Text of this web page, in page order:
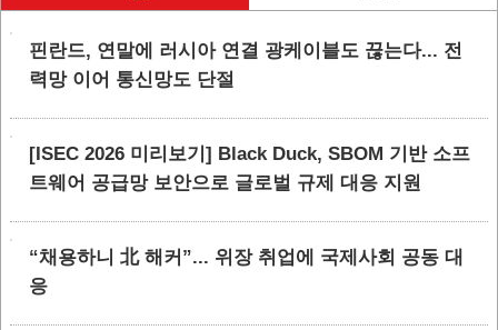
핀란드, 연말에 러시아 연결 광케이블도 끊는다... 전
력망 이어 통신망도 단절
[ISEC 2026 미리보기] Black Duck, SBOM 기반 소프
트웨어 공급망 보안으로 글로벌 규제 대응 지원
“채용하니 北 해커”... 위장 취업에 국제사회 공동 대
응